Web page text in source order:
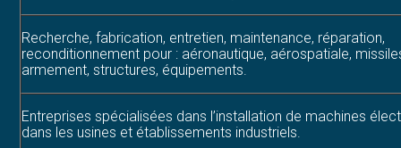
Recherche, fabrication, entretien, maintenance, réparation,
reconditionnement pour : aéronautique, aérospatiale,
armement, structures, équipements.
Entreprises spécialisées dans l’installation de machines
dans les usines et établissements industriels.